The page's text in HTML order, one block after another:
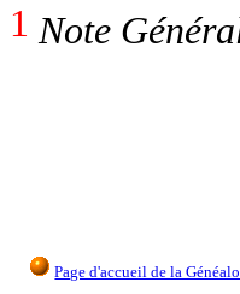
1 Note
Page d'accueil de la